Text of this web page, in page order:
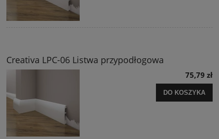
Creativa LPC-06 Listwa przypodłogowa
75,79 zł
DO KOSZYKA